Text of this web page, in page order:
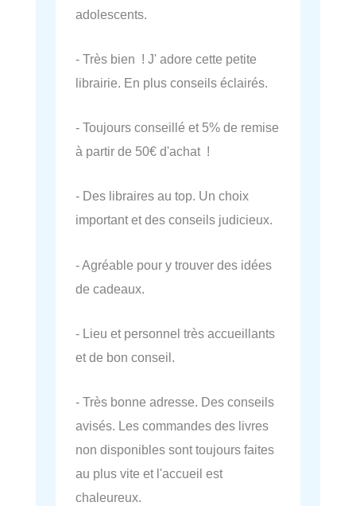
adolescents.
- Très bien ! J' adore cette petite
librairie. En plus conseils éclairés.
- Toujours conseillé et 5% de remise
à partir de 50€ d'achat !
- Des libraires au top. Un choix
important et des conseils judicieux.
- Agréable pour y trouver des idées
de cadeaux.
- Lieu et personnel très accueillants
et de bon conseil.
- Très bonne adresse. Des conseils
avisés. Les commandes des livres
non disponibles sont toujours faites
au plus vite et l'accueil est
chaleureux.